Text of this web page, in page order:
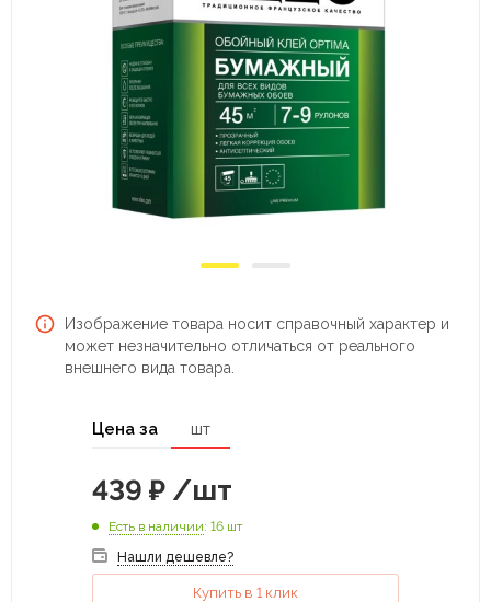
Изображение товара носит справочный характер и
может незначительно отличаться от реального
внешнего вида товара.
Цена за шт
439 ₽ /шт
Есть в наличии: 16 шт
Нашли дешевле?
Купить в 1 клик